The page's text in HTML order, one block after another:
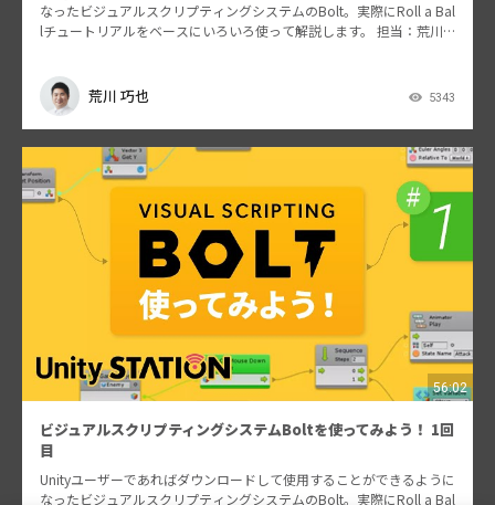
なったビジュアルスクリプティングシステムのBolt。実際にRoll a Bal
lチュートリアルをベースにいろいろ使って解説します。 担当：荒川
荒川 巧也 5343
56:02
ビジュアルスクリプティングシステムBoltを使ってみよう！ 1回
目
Unityユーザーであればダウンロードして使用することができるように
なったビジュアルスクリプティングシステムのBolt。実際にRoll a Bal